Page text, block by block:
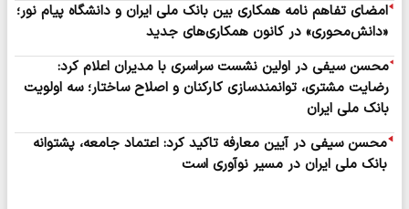
​امضای تفاهم نامه همکاری بین بانک ملی ایران و دانشگاه پیام نور؛
«دانش‌محوری» در کانون همکاری‌های جدید
محسن سیفی در اولین نشست سراسری با مدیران اعلام کرد:
رضایت مشتری، توانمندسازی کارکنان و اصلاح ساختار؛ سه اولویت
بانک ملی ایران
محسن سیفی در آیین معارفه تاکید کرد: اعتماد جامعه، پشتوانه
بانک ملی ایران در مسیر نوآوری است